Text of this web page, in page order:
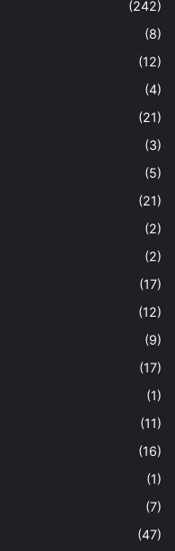
(242)
(8)
(12)
(4)
(21)
(3)
(5)
(21)
(2)
(2)
(17)
(12)
(9)
(17)
(1)
(11)
(16)
(1)
(7)
(47)